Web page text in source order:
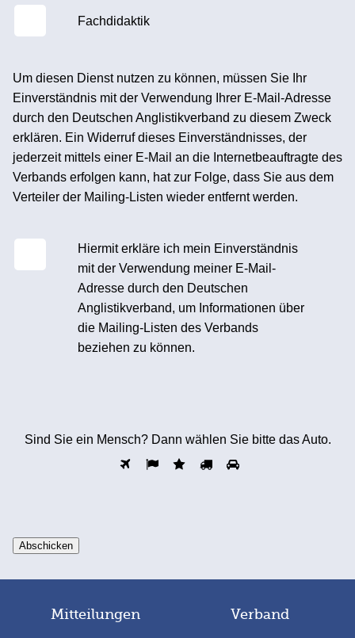
Fachdidaktik
Um diesen Dienst nutzen zu können, müssen Sie Ihr
Einverständnis mit der Verwendung Ihrer E-Mail-Adresse
durch den Deutschen Anglistikverband zu diesem Zweck
erklären. Ein Widerruf dieses Einverständnisses, der
jederzeit mittels einer E-Mail an die Internetbeauftragte des
Verbands erfolgen kann, hat zur Folge, dass Sie aus dem
Verteiler der Mailing-Listen wieder entfernt werden.
Hiermit erkläre ich mein Einverständnis
mit der Verwendung meiner E-Mail-
Adresse durch den Deutschen
Anglistikverband, um Informationen über
die Mailing-Listen des Verbands
beziehen zu können.
Sind Sie ein Mensch? Dann wählen Sie bitte das Auto.
Mitteilungen Verband